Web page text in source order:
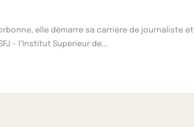
elle démarre sa carrière de journaliste
- l’Institut Supérieur de...